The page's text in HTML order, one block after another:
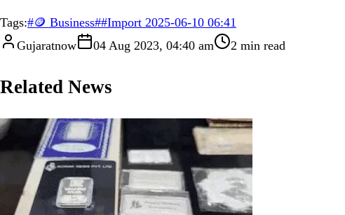
Tags:#🪙 Business##Import 2025-06-10 06:41
Gujaratnow
04 Aug 2023, 04:40 am 2 min read
Related News